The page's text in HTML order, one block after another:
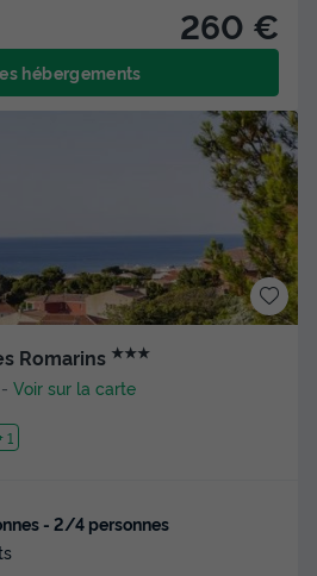
260 €
hébergements
Romarins ★★★
-Voir sur la carte
1
- 2/4 personnes